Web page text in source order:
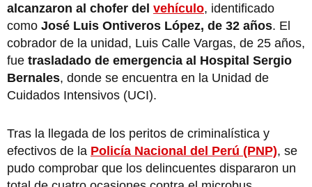
alcanzaron al chofer del vehículo, identificado
como José Luis Ontiveros López, de 32 años. El
cobrador de la unidad, Luis Calle Vargas, de 25 años,
fue trasladado de emergencia al Hospital Sergio
Bernales, donde se encuentra en la Unidad de
Cuidados Intensivos (UCI).
Tras la llegada de los peritos de criminalística y
efectivos de la Policía Nacional del Perú (PNP), se
pudo comprobar que los delincuentes dispararon un